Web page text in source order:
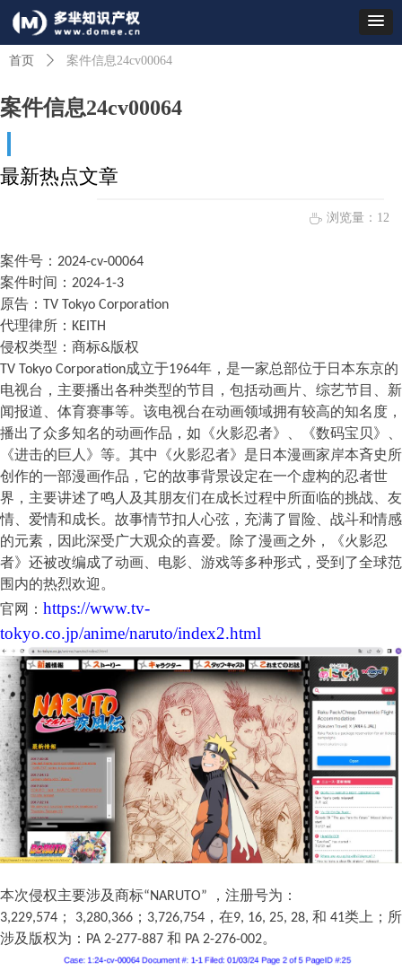
案件信息24cv00064
首页 ꄲ 案件信息24cv00064
案件号 ： 2024-cv-00064
案件时间
： 2024-1-3
原告：
TV Tokyo Corporation
代理律所 ： KEITH
侵权类型：商标&版权
TV Tokyo Corporation成立于1964年，是一家总部位于日本东京的
电视台，主要播出各种类型的节目，包括动画片、综艺节目、新
闻报道、体育赛事等。该电视台在动画领域拥有较高的知名度，
播出了众多知名的动画作品，如《火影忍者》、《数码宝贝》、
《进击的巨人》等。其中《火影忍者》是日本漫画家岸本斉史所
创作的一部漫画作品，它的故事背景设定在一个虚构的忍者世
界，主要讲述了鸣人及其朋友们在成长过程中所面临的挑战、友
情、爱情和成长。故事情节扣人心弦，充满了冒险、战斗和情感
的元素，因此深受广大观众的喜爱。除了漫画之外，《火影忍
者》还被改编成了动画、电影、游戏等多种形式，受到了全球范
围内的热烈欢迎。
官网： https://www.tv-
tokyo.co.jp/anime/naruto/index2.html
本次侵权主要涉及商标“NARUTO”
，注册号为：
3,229,574 ； 3,280,366 ； 3,726,754 ，在9, 16, 25, 28, 和 41类上；所
涉及版权为： PA 2-277-887 和 PA 2-276-002。
ꄘ 浏览量： 12
最新热点文章